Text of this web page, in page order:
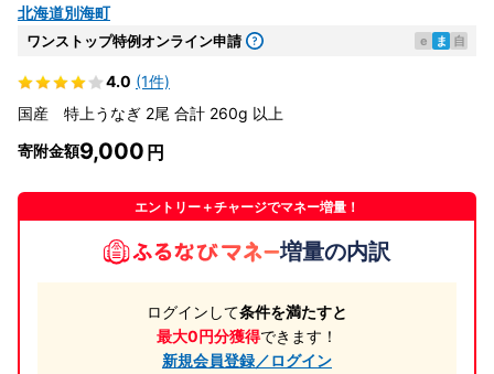
北海道別海町
ワンストップ特例オンライン申請 e ま 自
4.0 (1件)
国産 特上うなぎ 2尾 合計 260g 以上
寄附金額9,000
エントリー＋チャージでマネー増量！
増量の内訳
ログインして条件を満たすと
最大0円分獲得できます！
新規会員登録／ログイン